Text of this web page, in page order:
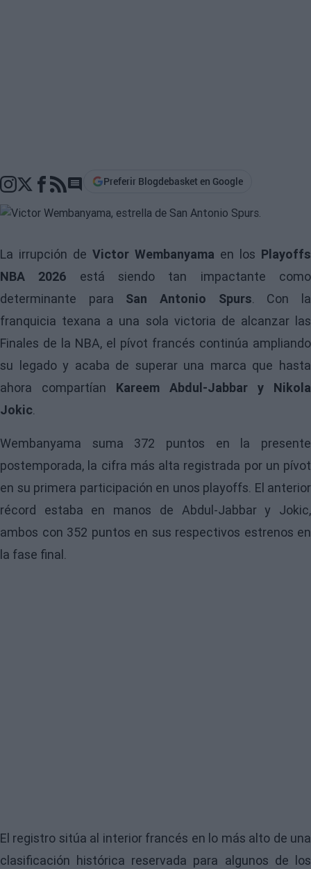
Go to comments section
Preferir Blogdebasket en Google
La irrupción de Victor Wembanyama en los Playoffs
NBA 2026 está siendo tan impactante como
determinante para San Antonio Spurs . Con la
franquicia texana a una sola victoria de alcanzar las
Finales de la NBA, el pívot francés continúa ampliando
su legado y acaba de superar una marca que hasta
ahora compartían Kareem Abdul-Jabbar y Nikola
Jokic
Wembanyama suma 372 puntos en la presente
postemporada, la cifra más alta registrada por un pívot
en su primera participación en unos playoffs. El anterior
récord estaba en manos de Abdul-Jabbar y Jokic,
ambos con 352 puntos en sus respectivos estrenos en
la fase final.
El registro sitúa al interior francés en lo más alto de una
clasificación histórica reservada para algunos de los